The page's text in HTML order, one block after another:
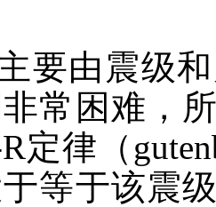
要由震级
常困难，
定律（
等于该震